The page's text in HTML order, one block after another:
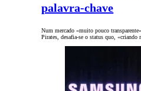
palavra-chave
Num mercado «muito pouco
Pirates, desafia-se o status quo,